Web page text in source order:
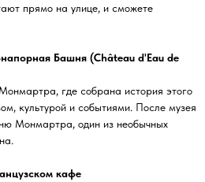
прямо на улице, и сможете
Башня (Château d'Eau de
где собрана история этого
культурой и событиями. После музея
Монмартра, один из необычных
кафе